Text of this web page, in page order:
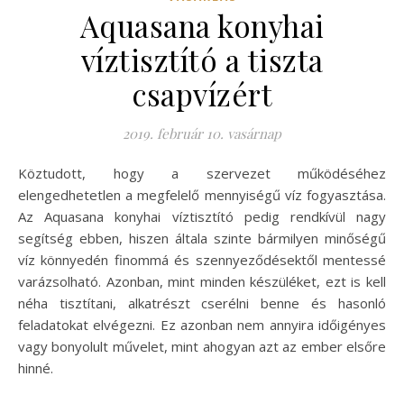
Aquasana konyhai
víztisztító a tiszta
csapvízért
2019. február 10. vasárnap
Köztudott, hogy a szervezet működéséhez
elengedhetetlen a megfelelő mennyiségű víz fogyasztása.
Az Aquasana konyhai víztisztító pedig rendkívül nagy
segítség ebben, hiszen általa szinte bármilyen minőségű
víz könnyedén finommá és szennyeződésektől mentessé
varázsolható. Azonban, mint minden készüléket, ezt is kell
néha tisztítani, alkatrészt cserélni benne és hasonló
feladatokat elvégezni. Ez azonban nem annyira időigényes
vagy bonyolult művelet, mint ahogyan azt az ember elsőre
hinné.